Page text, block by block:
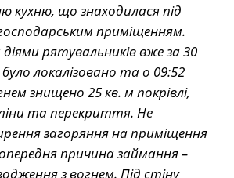
кухню, що знаходилася під
приміщенням.
рятувальників вже за 30
локалізовано та о 09:52
знищено 25 кв. м покрівлі,
та перекриття. Не
загоряння на приміщення
причина займання –
з вогнем. Під стіну